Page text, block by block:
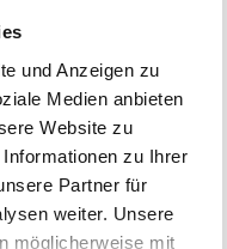
und Anzeigen zu
Medien anbieten
Website zu
zu Ihrer
Partner für
weiter. Unsere
möglicherweise mit